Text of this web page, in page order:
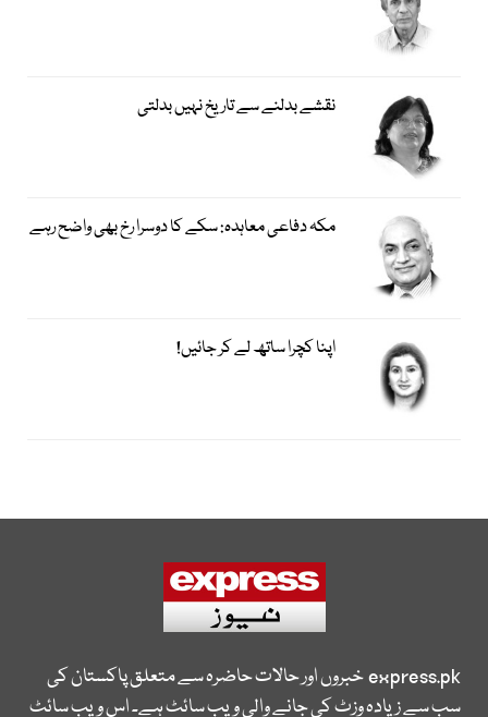
نقشے بدلنے سے تاریخ نہیں بدلتی
مکہ دفاعی معاہدہ: سکے کا دوسرا رخ بھی واضح رہے
اپنا کچرا ساتھ لے کر جائیں!
express.pkخبروں اور حالات حاضرہ سے متعلق پاکستان کی
سب سے زیادہ وزٹ کی جانے والی ویب سائٹ ہے۔ اس ویب سائٹ